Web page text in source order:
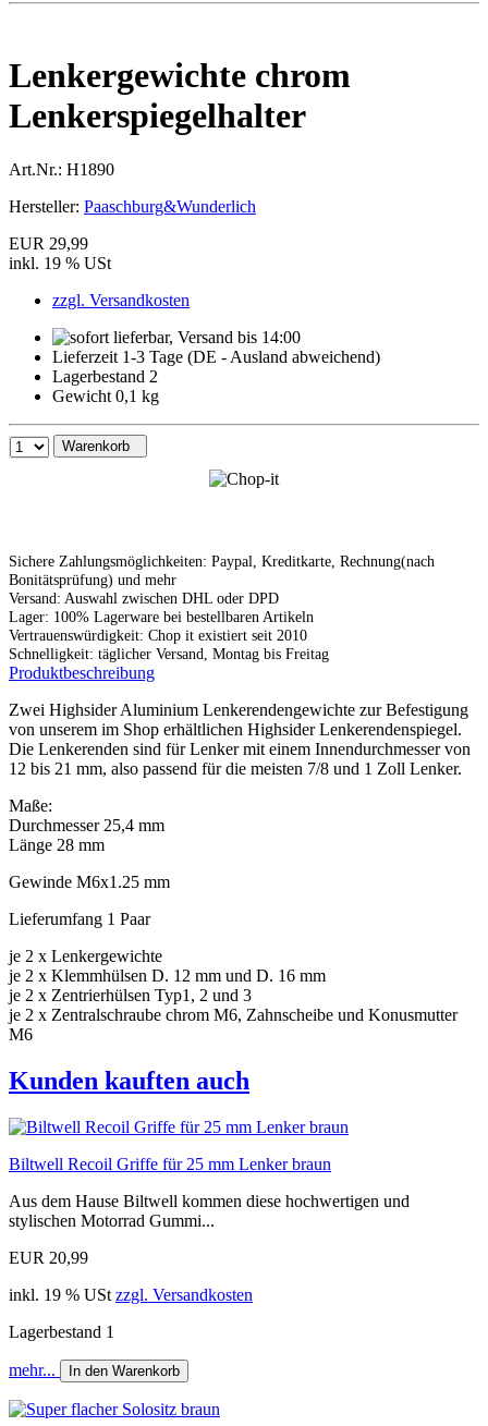
Lenkergewichte chrom
Lenkerspiegelhalter
Art.Nr.: H1890
Hersteller: Paaschburg&Wunderlich
EUR 29,99
inkl. 19 % USt
zzgl. Versandkosten
Lieferzeit 1-3 Tage (DE - Ausland abweichend)
Lagerbestand 2
Gewicht 0,1 kg
Warenkorb
Sichere Zahlungsmöglichkeiten: Paypal, Kreditkarte, Rechnung(nach
Bonitätsprüfung) und mehr
Versand: Auswahl zwischen DHL oder DPD
Lager: 100% Lagerware bei bestellbaren Artikeln
Vertrauenswürdigkeit: Chop it existiert seit 2010
Schnelligkeit: täglicher Versand, Montag bis Freitag
Produktbeschreibung
Zwei Highsider Aluminium Lenkerendengewichte zur Befestigung
von unserem im Shop erhältlichen Highsider Lenkerendenspiegel.
Die Lenkerenden sind für Lenker mit einem Innendurchmesser von
12 bis 21 mm, also passend für die meisten 7/8 und 1 Zoll Lenker.
Maße:
Durchmesser 25,4 mm
Länge 28 mm
Gewinde M6x1.25 mm
Lieferumfang 1 Paar
je 2 x Lenkergewichte
je 2 x Klemmhülsen D. 12 mm und D. 16 mm
je 2 x Zentrierhülsen Typ1, 2 und 3
je 2 x Zentralschraube chrom M6, Zahnscheibe und Konusmutter
M6
Kunden kauften auch
Biltwell Recoil Griffe für 25 mm Lenker braun
Aus dem Hause Biltwell kommen diese hochwertigen und
stylischen Motorrad Gummi...
EUR 20,99
inkl. 19 % USt zzgl. Versandkosten
Lagerbestand 1
mehr... In den Warenkorb